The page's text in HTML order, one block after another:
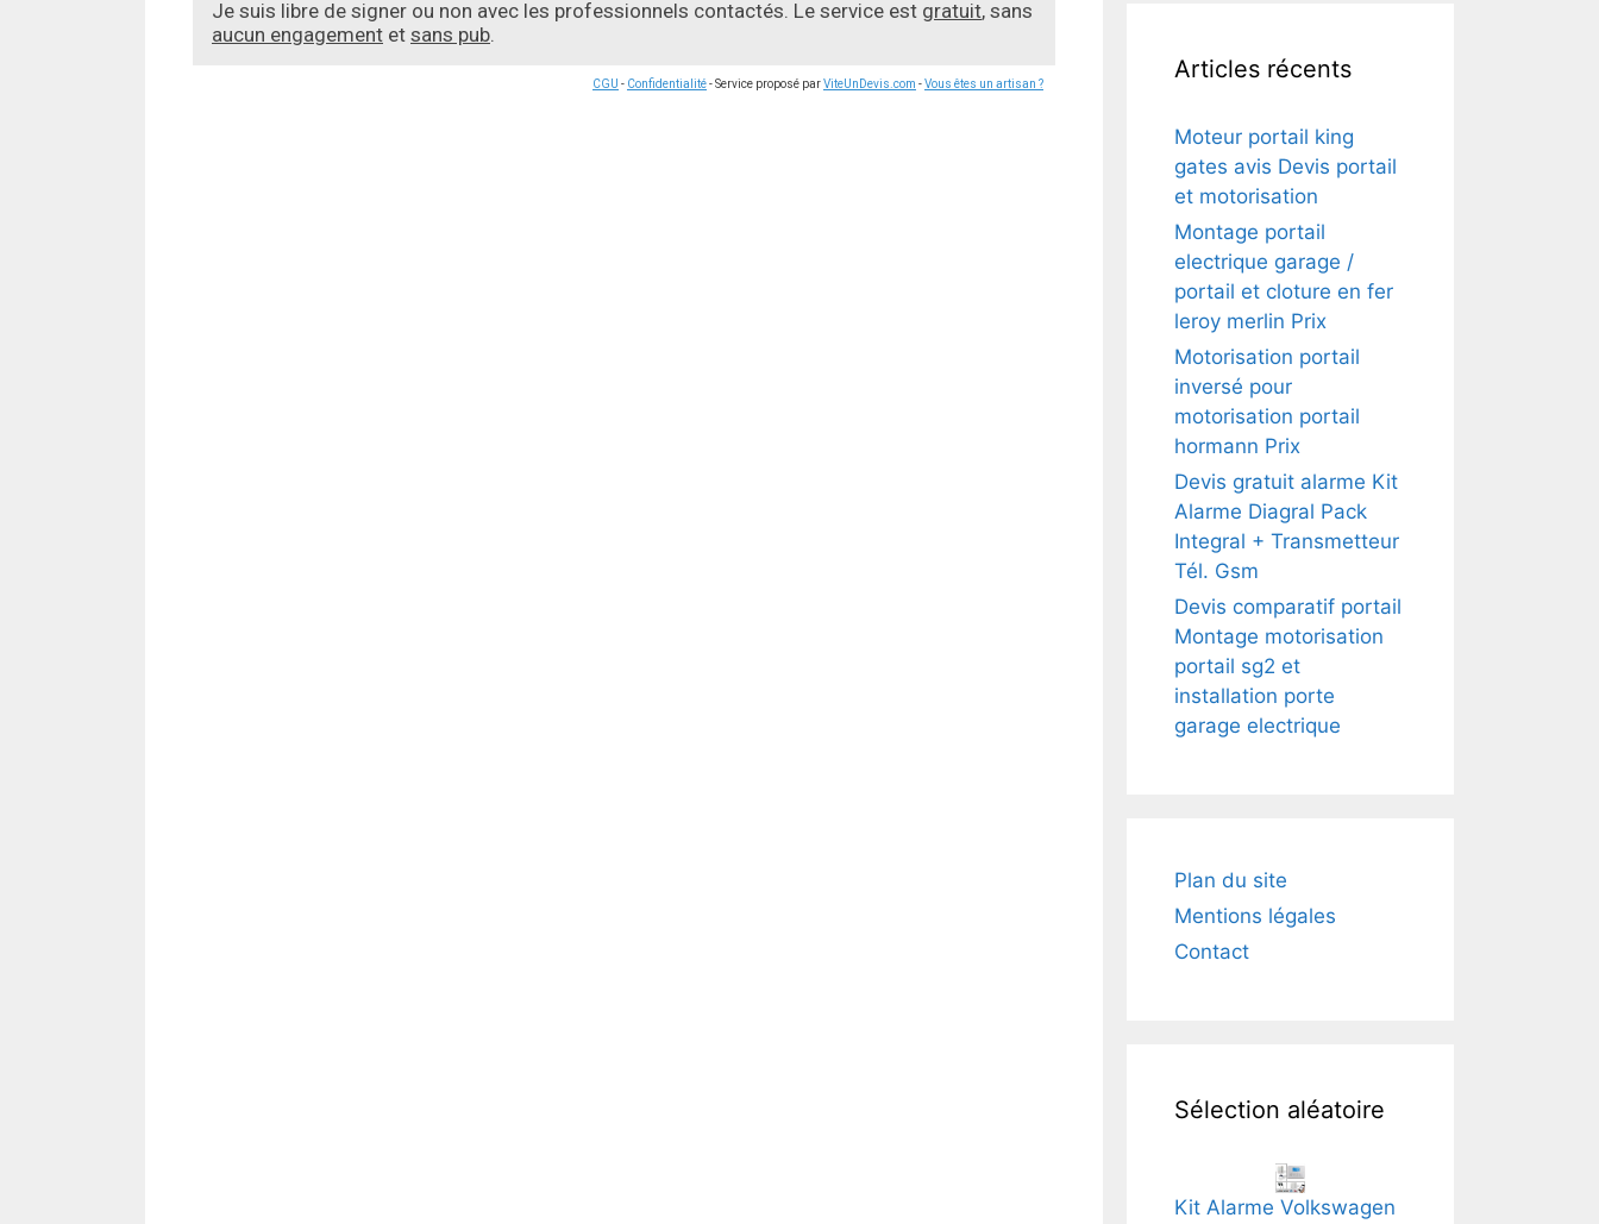
Je suis libre de signer ou non avec les professionnels contactés. Le service est gratuit, sans
aucun engagement et sans pub.
CGU - Confidentialité- Service proposé parViteUnDevis.com -Vous êtes un artisan ?
Articles récents
Moteur portail king
gates avis Devis portail
et motorisation
Montage portail
electrique garage /
portail et cloture en fer
leroy merlin Prix
Motorisation portail
inversé pour
motorisation portail
hormann Prix
Devis gratuit alarme Kit
Alarme Diagral Pack
Integral + Transmetteur
Tél. Gsm
Devis comparatif portail
Montage motorisation
portail sg2 et
installation porte
garage electrique
Plan du site
Mentions légales
Contact
Sélection aléatoire
Kit Alarme Volkswagen